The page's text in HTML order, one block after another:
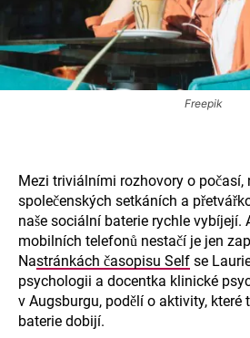
Freepik
Mezi triviálními rozhovory o počasí,
společenských setkáních a
naše sociální baterie rychle vybíjejí.
mobilních telefonů nestačí je jen
Nastránkách časopisu Self se
psychologii a docentka klinické
v Augsburgu, podělí o aktivity, které
baterie dobijí.